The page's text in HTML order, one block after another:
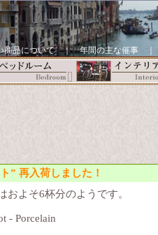
商品について｜年間の主な催事
” 再入荷しました！
およそ6杯分のようです。
- Porcelain